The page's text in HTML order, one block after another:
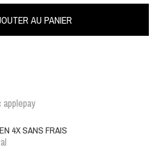
AU PANIER
4X SANS FRAIS